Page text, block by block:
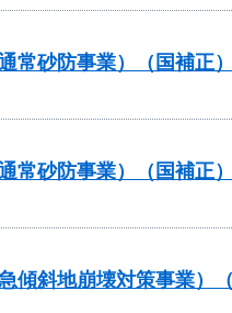
常砂防事業）（国補
常砂防事業）（国補
傾斜地崩壊対策事業